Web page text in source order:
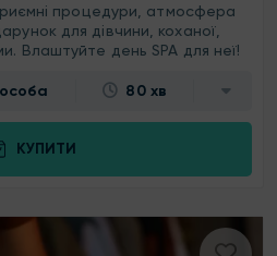
процедури, атмосфера
для дівчини, коханої,
Влаштуйте день SPA для неї!
80 хв
КУПИТИ